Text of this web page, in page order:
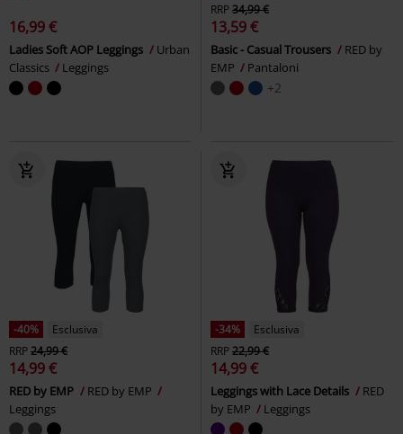
16,99 €
Ladies Soft AOP Leggings
Urban
Classics
Leggings
RRP34,99 €
13,59 €
Basic - Casual Trousers
RED by
EMP
Pantaloni
+2
-40%
Esclusiva
RRP24,99 €
14,99 €
RED by EMP
RED by EMP
Leggings
-34%
Esclusiva
RRP22,99 €
14,99 €
Leggings with Lace Details
RED
by EMP
Leggings